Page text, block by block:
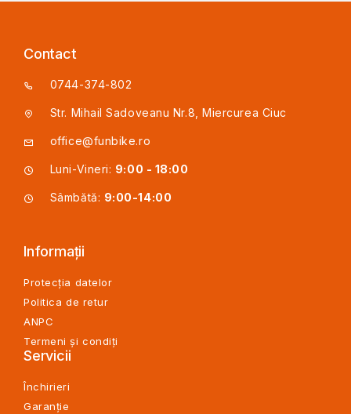
Contact
0744-374-802
Str. Mihail Sadoveanu Nr.8, Miercurea Ciuc
office@funbike.ro
Luni-Vineri: 9:00 - 18:00
Sâmbătă: 9:00-14:00
Informații
Protecția datelor
Politica de retur
ANPC
Termeni și condiți
Servicii
Închirieri
Garanție